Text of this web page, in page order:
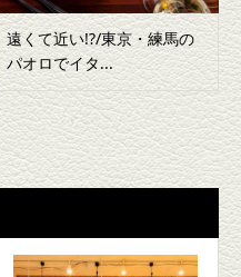
遠くて近い!?/東京・練馬の
パオロでイタ...